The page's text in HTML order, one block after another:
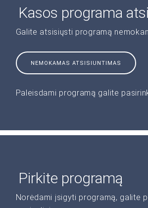
Kasos programa
Galite atsisiųsti programą
NEMOKAMAS ATSISIUNTIMAS
Paleisdami programą galite
Pirkite programą
Norėdami įsigyti programą, galite